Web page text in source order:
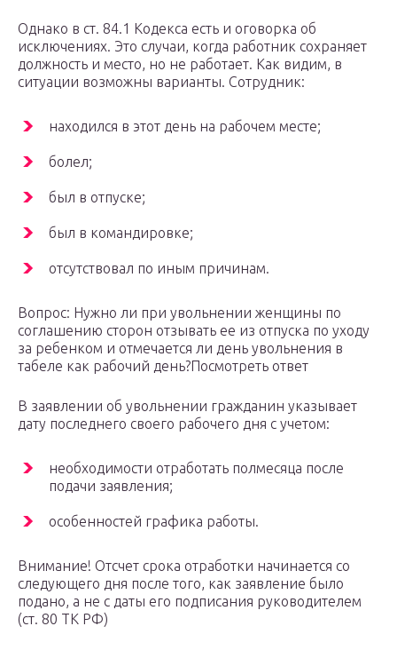
Однако в ст. 84.1 Кодекса есть и оговорка об
исключениях. Это случаи, когда работник сохраняет
должность и место, но не работает. Как видим, в
ситуации возможны варианты. Сотрудник:
находился в этот день на рабочем месте;
болел;
был в отпуске;
был в командировке;
отсутствовал по иным причинам.
Вопрос: Нужно ли при увольнении женщины по
соглашению сторон отзывать ее из отпуска по уходу
за ребенком и отмечается ли день увольнения в
табеле как рабочий день?Посмотреть ответ
В заявлении об увольнении гражданин указывает
дату последнего своего рабочего дня с учетом:
необходимости отработать полмесяца после
подачи заявления;
особенностей графика работы.
Внимание! Отсчет срока отработки начинается со
следующего дня после того, как заявление было
подано, а не с даты его подписания руководителем
(ст. 80 ТК РФ)